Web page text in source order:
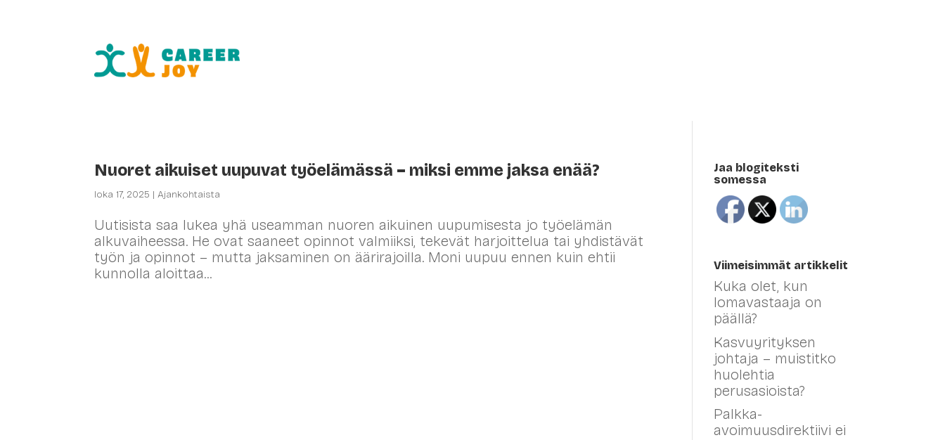
Nuoret aikuiset uupuvat työelämässä – miksi emme jaksa enää?
loka 17, 2025 |Ajankohtaista
Uutisista saa lukea yhä useamman nuoren aikuinen uupumisesta jo työelämän
alkuvaiheessa. He ovat saaneet opinnot valmiiksi, tekevät harjoittelua tai yhdistävät
työn ja opinnot – mutta jaksaminen on äärirajoilla. Moni uupuu ennen kuin ehtii
kunnolla aloittaa...
Jaa blogiteksti
somessa
Viimeisimmät artikkelit
Kuka olet, kun
lomavastaaja on
päällä?
Kasvuyrityksen
johtaja – muistitko
huolehtia
perusasioista?
Palkka-
avoimuusdirektiivi ei